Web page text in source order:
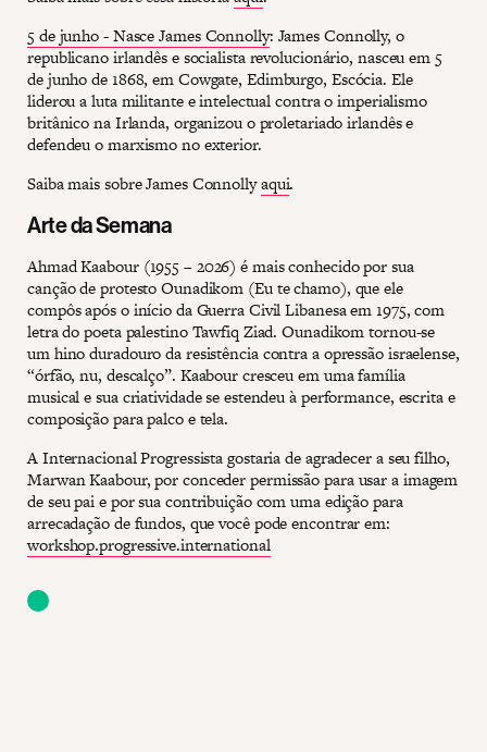
5 de junho - Nasce James Connolly: James Connolly, o
republicano irlandês e socialista revolucionário, nasceu em 5
de junho de 1868, em Cowgate, Edimburgo, Escócia. Ele
liderou a luta militante e intelectual contra o imperialismo
britânico na Irlanda, organizou o proletariado irlandês e
defendeu o marxismo no exterior.
Saiba mais sobre James Connollyaqui.
Arte da Semana
Ahmad Kaabour (1955 – 2026) é mais conhecido por sua
canção de protesto Ounadikom (Eu te chamo), que ele
compôs após o início da Guerra Civil Libanesa em 1975, com
letra do poeta palestino Tawfiq Ziad. Ounadikom tornou-se
um hino duradouro da resistência contra a opressão israelense,
“órfão, nu, descalço”. Kaabour cresceu em uma família
musical e sua criatividade se estendeu à performance, escrita e
composição para palco e tela.
A Internacional Progressista gostaria de agradecer a seu filho,
Marwan Kaabour, por conceder permissão para usar a imagem
de seu pai e por sua contribuição com uma edição para
arrecadação de fundos, que você pode encontrar em:
workshop.progressive.international